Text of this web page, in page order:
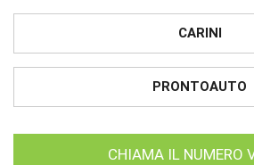
CARINI
PRONTOAUTO
CHIAMA IL NUMERO